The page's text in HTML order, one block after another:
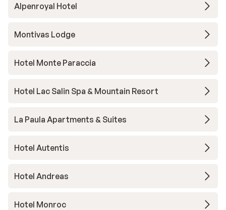
Alpenroyal Hotel
Montivas Lodge
Hotel Monte Paraccia
Hotel Lac Salin Spa & Mountain Resort
La Paula Apartments & Suites
Hotel Autentis
Hotel Andreas
Hotel Monroc